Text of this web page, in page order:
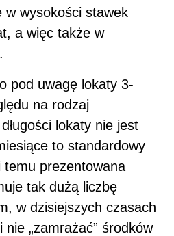
w wysokości stawek
a więc także w
pod uwagę lokaty 3-
na rodzaj
lokaty nie jest
to standardowy
prezentowana
tak dużą liczbę
w dzisiejszych czasach
„zamrażać” środków